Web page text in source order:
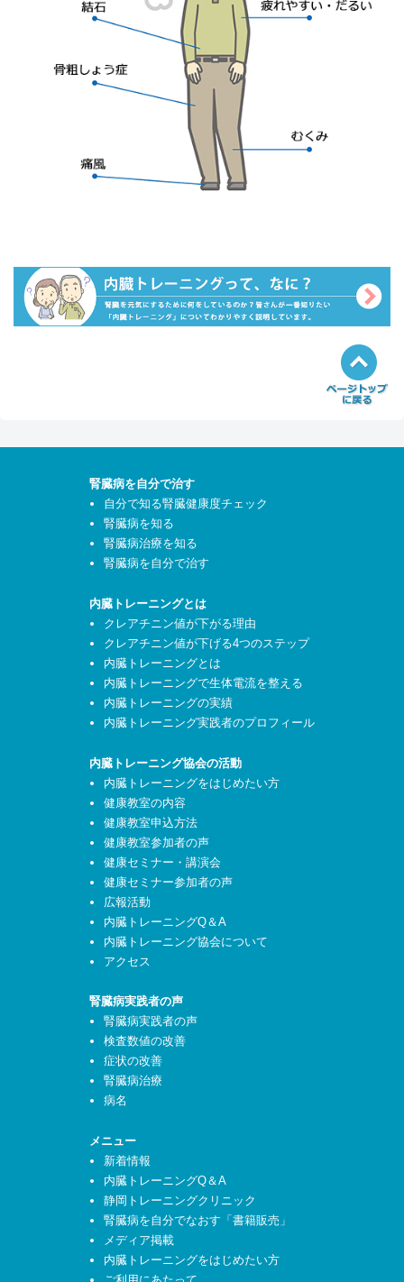
腎臓病を自分で治す
自分で知る腎臓健康度チェック
腎臓病を知る
腎臓病治療を知る
腎臓病を自分で治す
内臓トレーニングとは
クレアチニン値が下がる理由
クレアチニン値が下げる4つのステップ
内臓トレーニングとは
内臓トレーニングで生体電流を整える
内臓トレーニングの実績
内臓トレーニング実践者のプロフィール
内臓トレーニング協会の活動
内臓トレーニングをはじめたい方
健康教室の内容
健康教室申込方法
健康教室参加者の声
健康セミナー・講演会
健康セミナー参加者の声
広報活動
内臓トレーニングQ＆A
内臓トレーニング協会について
アクセス
腎臓病実践者の声
腎臓病実践者の声
検査数値の改善
症状の改善
腎臓病治療
病名
メニュー
新着情報
内臓トレーニングQ＆A
静岡トレーニングクリニック
腎臓病を自分でなおす「書籍販売」
メディア掲載
内臓トレーニングをはじめたい方